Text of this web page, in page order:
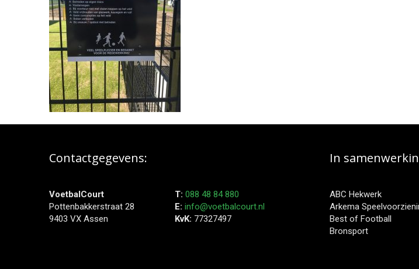
Contactgegevens:
VoetbalCourt
Pottenbakkerstraat 28
9403 VX Assen
T: 088 48 84 880
E: info@voetbalcourt.nl
KvK: 77327497
In
ABC Hekwerk
Arkema
Best of Football
Bronsport